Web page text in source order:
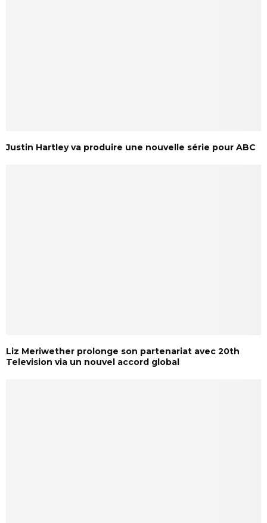
Justin Hartley va produire une nouvelle série pour ABC
Liz Meriwether prolonge son partenariat avec 20th
Television via un nouvel accord global